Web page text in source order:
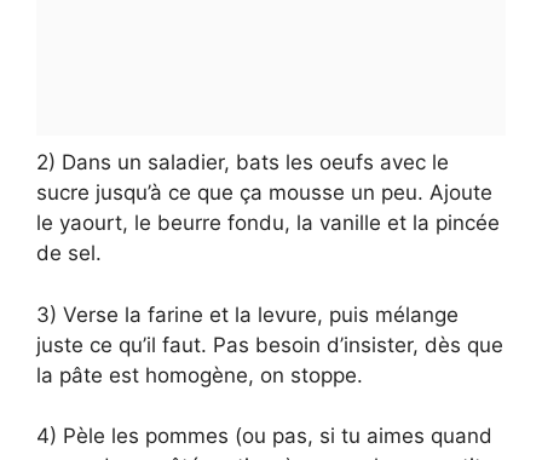
2) Dans un saladier, bats les oeufs avec le
sucre jusqu’à ce que ça mousse un peu. Ajoute
le yaourt, le beurre fondu, la vanille et la pincée
de sel.
3) Verse la farine et la levure, puis mélange
juste ce qu’il faut. Pas besoin d’insister, dès que
la pâte est homogène, on stoppe.
4) Pèle les pommes (ou pas, si tu aimes quand